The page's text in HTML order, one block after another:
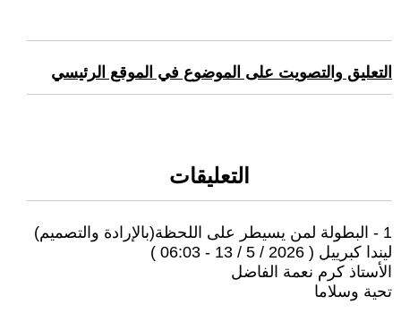
التعليق والتصويت على الموضوع في الموقع الرئيسي
التعليقات
1 - البطولة لمن يسيطر على اللحظة(بالإرادة والتصميم)
ليندا كبرييل ( 2026 / 5 / 13 - 06:03 )
الأستاذ كرم نعمة الفاضل
تحية وسلاما